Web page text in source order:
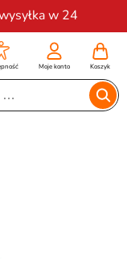
w 24
od 200 zł
Moje konto Koszyk